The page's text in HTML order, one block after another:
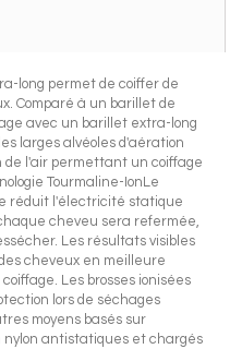
long permet de coiffer de
Comparé à un barillet de
avec un barillet extra-long
larges alvéoles d'aération
l'air permettant un coiffage
Tourmaline-IonLe
réduit l'électricité statique
cheveu sera refermée,
Les résultats visibles
cheveux en meilleure
Les brosses ionisées
lors de séchages
moyens basés sur
nylon antistatiques et chargés